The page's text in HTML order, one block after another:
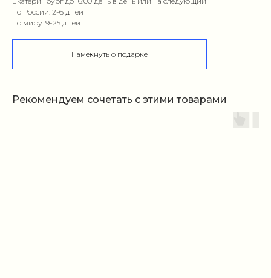
по России: 2-6 дней
по миру: 9-25 дней
Намекнуть о подарке
Рекомендуем сочетать с этими товарами